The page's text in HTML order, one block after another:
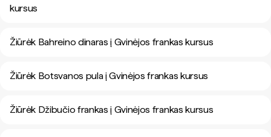
kursus
Žiūrėk Bahreino dinaras į Gvinėjos frankas kursus
Žiūrėk Botsvanos pula į Gvinėjos frankas kursus
Žiūrėk Džibučio frankas į Gvinėjos frankas kursus